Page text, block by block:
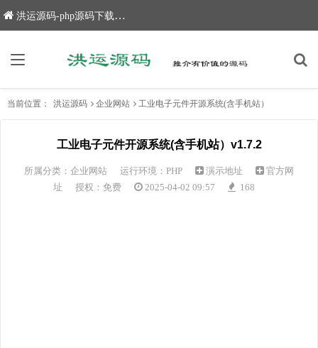
洪运源码-php源码下载,网站源码,网站源码下载
当前位置： 洪运源码 企业网站 工业电子元件开源系统(含手机站）
工业电子元件开源系统(含手机站）v1.7.2
所属分类： 企业网站 运行环境：PHP 演示地址
官方网
址
授权：免费 2025-04-02 09:57 168